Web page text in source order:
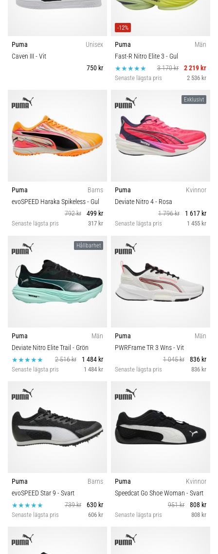
Puma
Unisex
Caven III- Vit
750 kr
-12%
Puma
Män
Fast-R Nitro Elite 3 - Gul
3 170 kr
2 219 kr
Senaste lägsta pris 2 536 kr
Puma
Barns
evoSPEED Haraka Spikeless- Gul
792 kr
499 kr
Senaste lägsta pris 317 kr
Exklusivt
Puma
Kvinnor
Deviate Nitro 4- Rosa
1 796 kr
1 617 kr
Senaste lägsta pris 1 455 kr
Hållbarhet
Puma
Män
Deviate Nitro Elite Trail - Grön
2 516 kr
1 484 kr
Senaste lägsta pris 1 484 kr
Puma
Män
PWRFrame TR 3 Wns- Vit
1 045 kr
836 kr
Senaste lägsta pris 836 kr
Puma
Barns
evoSPEED Star 9 - Svart
739 kr
630 kr
Senaste lägsta pris 606 kr
Puma
Kvinnor
Speedcat Go Shoe Woman - Svart
951 kr
808 kr
Senaste lägsta pris 808 kr